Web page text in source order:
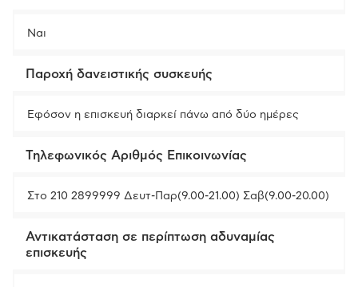
Ναι
Παροχή δανειστικής συσκευής
Εφόσον η επισκευή διαρκεί πάνω από δύο ημέρες
Τηλεφωνικός Αριθμός Επικοινωνίας
Στο 210 2899999 Δευτ-Παρ(9.00-21.00) Σαβ(9.00-20.00)
Αντικατάσταση σε περίπτωση αδυναμίας
επισκευής